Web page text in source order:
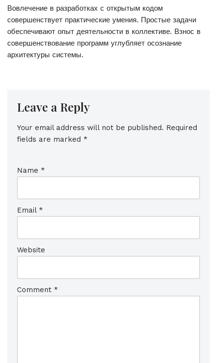
Вовлечение в разработках с открытым кодом
совершенствует практические умения. Простые задачи
обеспечивают опыт деятельности в коллективе. Взнос в
совершенствование программ углубляет осознание
архитектуры системы.
Leave a Reply
Your email address will not be published. Required
fields are marked *
Name *
Email *
Website
Comment *